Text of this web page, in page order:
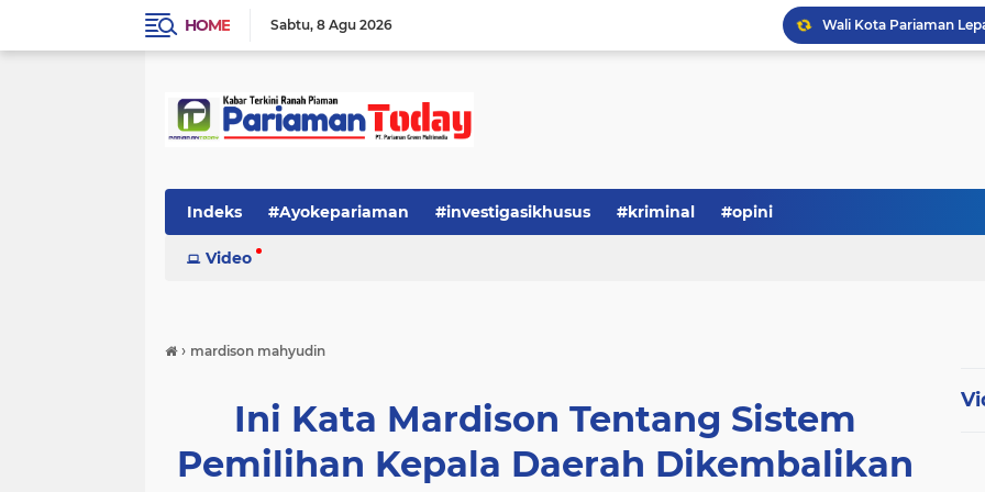
HOME Sabtu 8 Agu 2026
Indeks #Ayokepariaman #investigasikhusus #kriminal #opini
Video
› mardison mahyudin
Ini Kata Mardison Tentang Sistem
Pemilihan Kepala Daerah Dikembalikan